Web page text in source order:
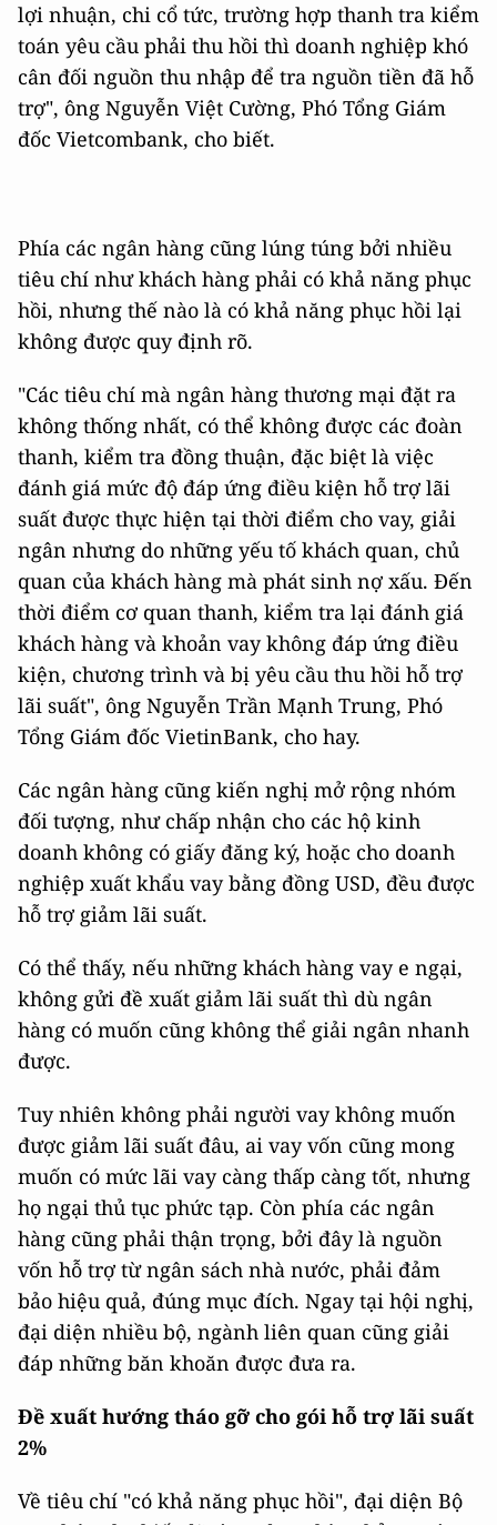
lợi nhuận, chi cổ tức, trường hợp thanh tra kiểm
toán yêu cầu phải thu hồi thì doanh nghiệp khó
cân đối nguồn thu nhập để tra nguồn tiền đã hỗ
trợ", ông Nguyễn Việt Cường, Phó Tổng Giám
đốc Vietcombank, cho biết.
Phía các ngân hàng cũng lúng túng bởi nhiều
tiêu chí như khách hàng phải có khả năng phục
hồi, nhưng thế nào là có khả năng phục hồi lại
không được quy định rõ.
"Các tiêu chí mà ngân hàng thương mại đặt ra
không thống nhất, có thể không được các đoàn
thanh, kiểm tra đồng thuận, đặc biệt là việc
đánh giá mức độ đáp ứng điều kiện hỗ trợ lãi
suất được thực hiện tại thời điểm cho vay, giải
ngân nhưng do những yếu tố khách quan, chủ
quan của khách hàng mà phát sinh nợ xấu. Đến
thời điểm cơ quan thanh, kiểm tra lại đánh giá
khách hàng và khoản vay không đáp ứng điều
kiện, chương trình và bị yêu cầu thu hồi hỗ trợ
lãi suất", ông Nguyễn Trần Mạnh Trung, Phó
Tổng Giám đốc VietinBank, cho hay.
Các ngân hàng cũng kiến nghị mở rộng nhóm
đối tượng, như chấp nhận cho các hộ kinh
doanh không có giấy đăng ký, hoặc cho doanh
nghiệp xuất khẩu vay bằng đồng USD, đều được
hỗ trợ giảm lãi suất.
Có thể thấy, nếu những khách hàng vay e ngại,
không gửi đề xuất giảm lãi suất thì dù ngân
hàng có muốn cũng không thể giải ngân nhanh
được.
Tuy nhiên không phải người vay không muốn
được giảm lãi suất đâu, ai vay vốn cũng mong
muốn có mức lãi vay càng thấp càng tốt, nhưng
họ ngại thủ tục phức tạp. Còn phía các ngân
hàng cũng phải thận trọng, bởi đây là nguồn
vốn hỗ trợ từ ngân sách nhà nước, phải đảm
bảo hiệu quả, đúng mục đích. Ngay tại hội nghị,
đại diện nhiều bộ, ngành liên quan cũng giải
đáp những băn khoăn được đưa ra.
Đề xuất hướng tháo gỡ cho gói hỗ trợ lãi suất
2%
Về tiêu chí "có khả năng phục hồi", đại diện Bộ